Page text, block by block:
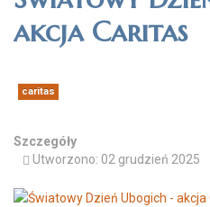
akcja Caritas
caritas
Szczegóły
Utworzono: 02 grudzień 2025